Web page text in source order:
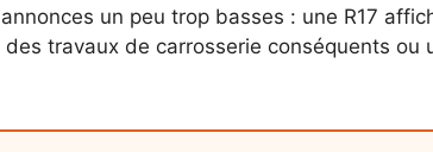
un peu trop basses : une R17
des travaux de carrosserie conséquents ou